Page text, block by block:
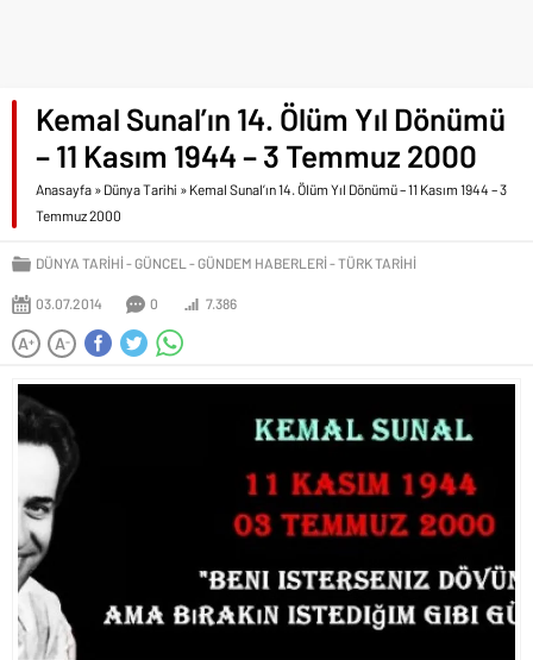
Kemal Sunal’ın 14. Ölüm Yıl Dönümü
– 11 Kasım 1944 – 3 Temmuz 2000
Anasayfa » Dünya Tarihi » Kemal Sunal’ın 14. Ölüm Yıl Dönümü – 11 Kasım 1944 – 3
Temmuz 2000
DÜNYA TARIHI GÜNCEL GÜNDEM HABERLERI TÜRK TARIHI
03.07.2014 0 7.386
A+ A-